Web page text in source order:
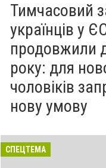
Тимчасовий
українців у
продовжили
року: для
чоловіків
нову умову
СПЕЦТЕМА